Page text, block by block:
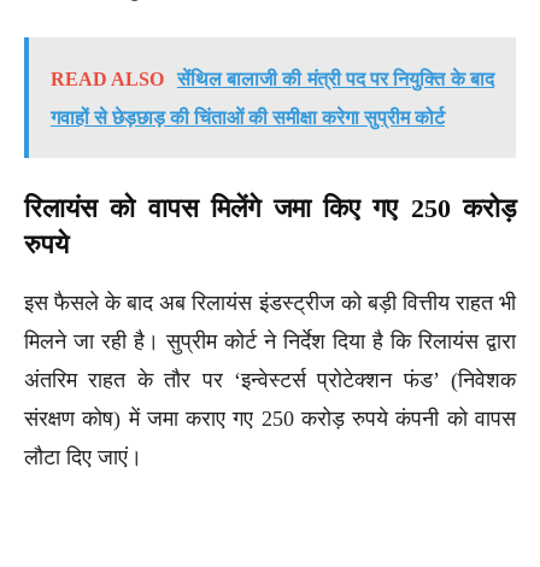
READ ALSO
सेंथिल बालाजी की मंत्री पद पर नियुक्ति के बाद
गवाहों से छेड़छाड़ की चिंताओं की समीक्षा करेगा सुप्रीम कोर्ट
रिलायंस को वापस मिलेंगे जमा किए गए 250 करोड़
रुपये
इस फैसले के बाद अब रिलायंस इंडस्ट्रीज को बड़ी वित्तीय राहत भी
मिलने जा रही है। सुप्रीम कोर्ट ने निर्देश दिया है कि रिलायंस द्वारा
अंतरिम राहत के तौर पर ‘इन्वेस्टर्स प्रोटेक्शन फंड’ (निवेशक
संरक्षण कोष) में जमा कराए गए 250 करोड़ रुपये कंपनी को वापस
लौटा दिए जाएं।